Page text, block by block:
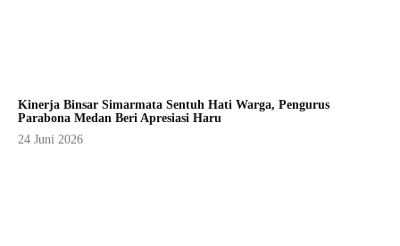
Kinerja Binsar Simarmata Sentuh Hati Warga, Pengurus
Parabona Medan Beri Apresiasi Haru
24 Juni 2026